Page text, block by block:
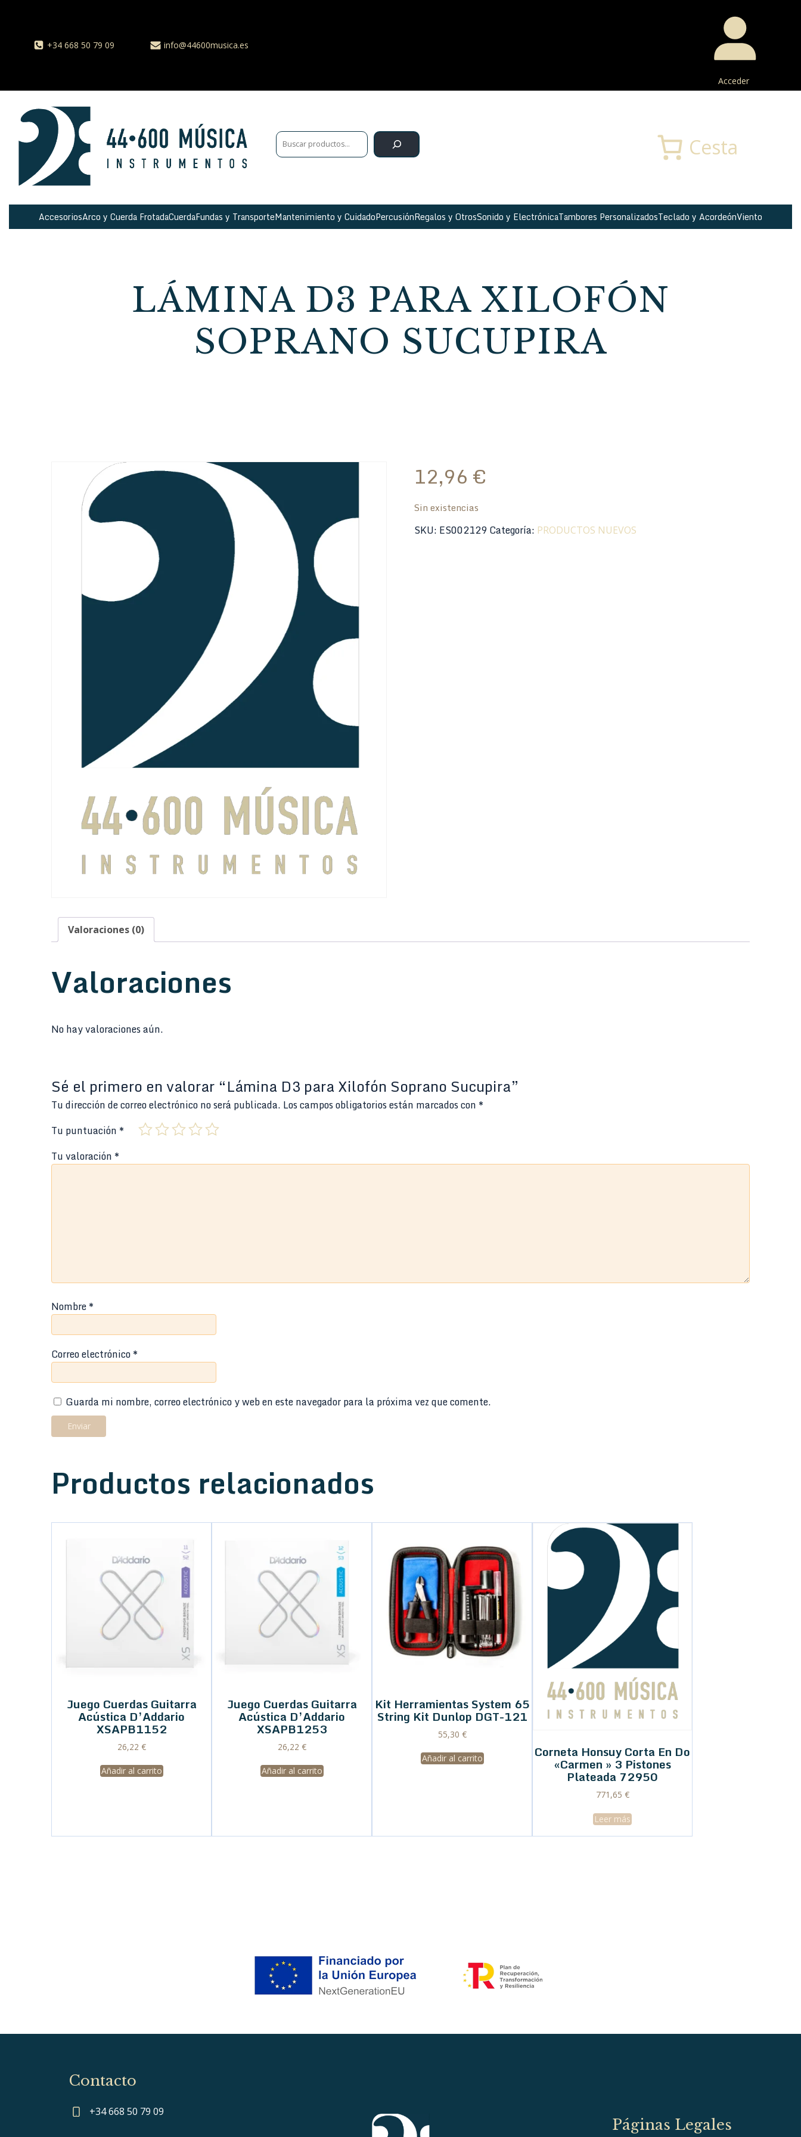
+34 668 50 79 09 info@44600musica.es
Acceder
Cesta
AccesoriosArco y Cuerda FrotadaCuerdaFundas y TransporteMantenimiento y CuidadoPercusiónRegalos y OtrosSonido y ElectrónicaTambores PersonalizadosTeclado y AcordeónViento
LÁMINA D3 PARA XILOFÓN
SOPRANO SUCUPIRA
12,96 €
Sin existencias
SKU: ES002129Categoría: PRODUCTOS NUEVOS
Valoraciones (0)
Valoraciones
No hay valoraciones aún.
Sé el primero en valorar “Lámina D3 para Xilofón Soprano Sucupira”
Tu dirección de correo electrónico no será publicada. Los campos obligatorios están marcados con *
Tu puntuación *
Tu valoración *
Nombre*
Correo electrónico*
Guarda mi nombre, correo electrónico y web en este navegador para la próxima vez que comente.
Productos relacionados
Juego Cuerdas Guitarra
Acústica D’Addario
XSAPB1152
26,22 €
Añadir al carrito
Juego Cuerdas Guitarra
Acústica D’Addario
XSAPB1253
26,22 €
Añadir al carrito
Kit Herramientas System 65
String Kit Dunlop DGT-121
55,30 €
Añadir al carrito Corneta Honsuy Corta En Do
«Carmen » 3 Pistones
Plateada 72950
771,65 €
Leer más
Contacto
+34 668 50 79 09
Páginas Legales